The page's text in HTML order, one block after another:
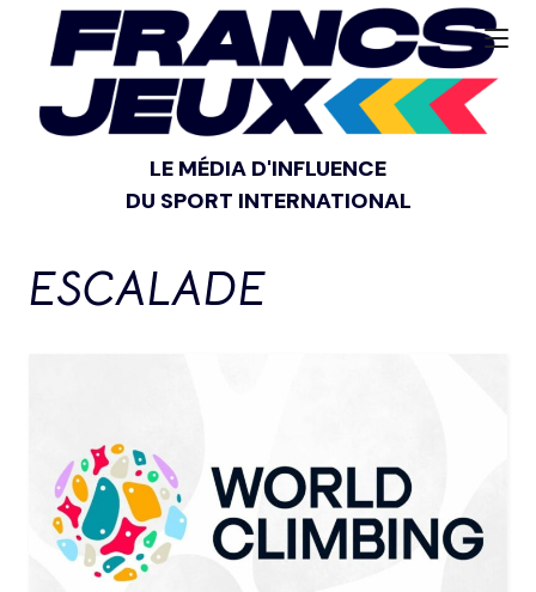
LE MÉDIA D'INFLUENCE
DU SPORT INTERNATIONAL
ESCALADE